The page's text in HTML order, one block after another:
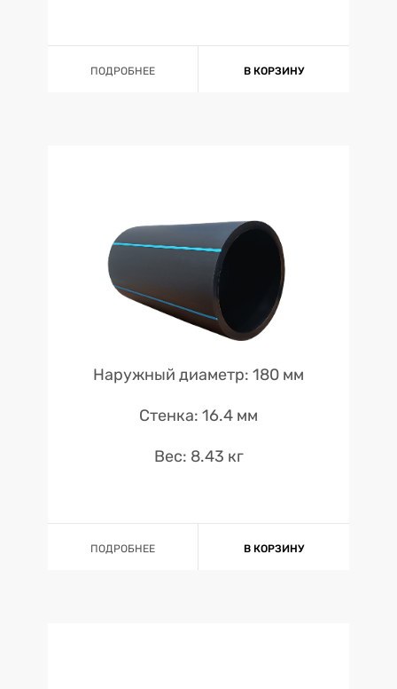
ПОДРОБНЕЕ В КОРЗИНУ
Наружный диаметр: 180 мм
Стенка: 16.4 мм
Вес: 8.43 кг
ПОДРОБНЕЕ В КОРЗИНУ